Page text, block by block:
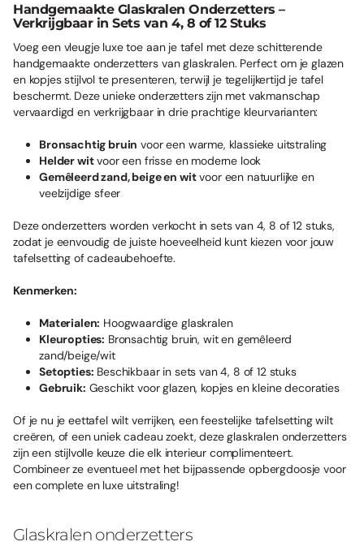
Handgemaakte Glaskralen Onderzetters –
Verkrijgbaar in Sets van 4, 8 of 12 Stuks
Voeg een vleugje luxe toe aan je tafel met deze schitterende
handgemaakte onderzetters van glaskralen. Perfect om je glazen
en kopjes stijlvol te presenteren, terwijl je tegelijkertijd je tafel
beschermt. Deze unieke onderzetters zijn met vakmanschap
vervaardigd en verkrijgbaar in drie prachtige kleurvarianten:
Bronsachtig bruin voor een warme, klassieke uitstraling
Helder witvoor een frisse en moderne look
Gemêleerd zand, beige en witvoor een natuurlijke en
veelzijdige sfeer
Deze onderzetters worden verkocht in sets van 4, 8 of 12 stuks,
zodat je eenvoudig de juiste hoeveelheid kunt kiezen voor jouw
tafelsetting of cadeaubehoefte.
Kenmerken:
Materialen: Hoogwaardige glaskralen
Kleuropties: Bronsachtig bruin, wit en gemêleerd
zand/beige/wit
Setopties: Beschikbaar in sets van 4, 8 of 12 stuks
Gebruik: Geschikt voor glazen, kopjes en kleine decoraties
Of je nu je eettafel wilt verrijken, een feestelijke tafelsetting wilt
creëren, of een uniek cadeau zoekt, deze glaskralen onderzetters
zijn een stijlvolle keuze die elk interieur complimenteert.
Combineer ze eventueel met het bijpassende opbergdoosje voor
een complete en luxe uitstraling!
Glaskralen onderzetters